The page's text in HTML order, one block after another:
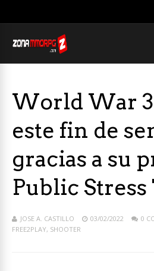
World War
este fin de
gracias a su
Public Stress
JOSE A. CASTILLO 03/02/2022 0
FREE2PLAY, SHOOTER